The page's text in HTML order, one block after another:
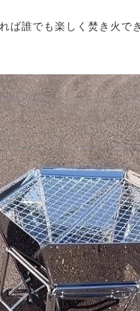
ば誰でも楽しく焚き火で